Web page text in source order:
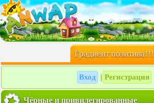
Градиент позитива!!!
Вход Регистрация
Чёрные и привилегированные